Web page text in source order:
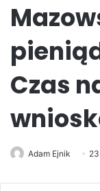
Czas
Adam Ejnik